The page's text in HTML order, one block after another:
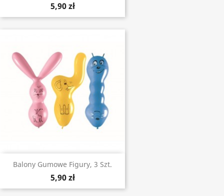
5,90 zł
Balony Gumowe Figury, 3 Szt.
5,90 zł